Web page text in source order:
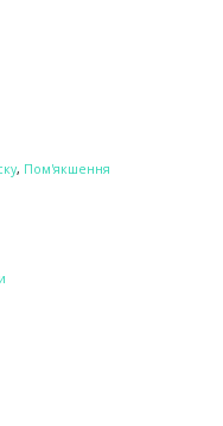
, Пом'якшення